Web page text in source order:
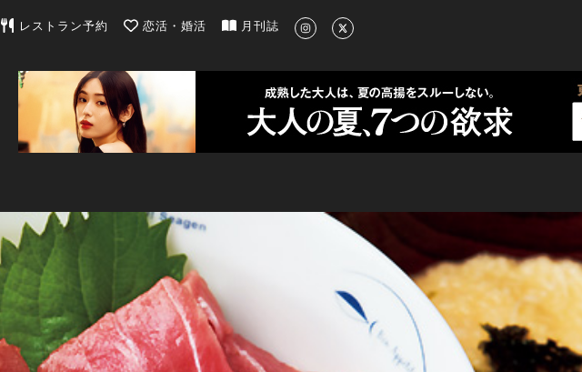
東京カレンダー | 最新のグルメ、洗練されたライフスタイル情報
レストラン予約 恋活・婚活 月刊誌